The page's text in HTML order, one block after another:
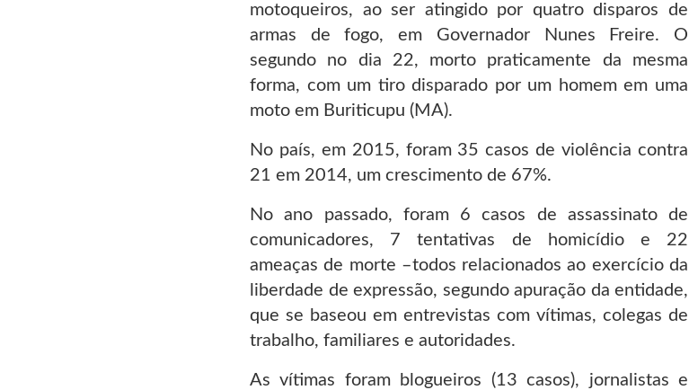
motoqueiros, ao ser atingido por quatro disparos de
armas de fogo, em Governador Nunes Freire. O
segundo no dia 22, morto praticamente da mesma
forma, com um tiro disparado por um homem em uma
moto em Buriticupu (MA).
No país, em 2015, foram 35 casos de violência contra
21 em 2014, um crescimento de 67%.
No ano passado, foram 6 casos de assassinato de
comunicadores, 7 tentativas de homicídio e 22
ameaças de morte –todos relacionados ao exercício da
liberdade de expressão, segundo apuração da entidade,
que se baseou em entrevistas com vítimas, colegas de
trabalho, familiares e autoridades.
As vítimas foram blogueiros (13 casos), jornalistas e